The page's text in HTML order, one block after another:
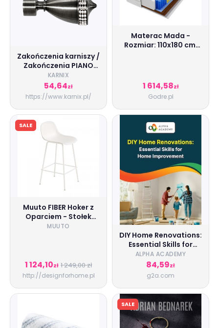
Zakończenia karniszy /
Zakończenia PIANO
CRYSTAL 25mm
antracyt - 2szt.
KARNIX
54,64zł
https://www.karnix.pl/
Materac Mada -
Rozmiar: 110x180 cm,
1 614,58zł
Godre.pl
SALE
Muuto FIBER Hoker z
Oparciem - Stołek
Barowy 65 cm Biały/
MUUTO
1 124,10zł 1 249,00 zł
http://designforhome.pl
DIY Home Renovations:
Essential Skills for
Home Improvement -
Alpha Academy
ALPHA ACADEMY
84,59zł
g2a.com
SALE